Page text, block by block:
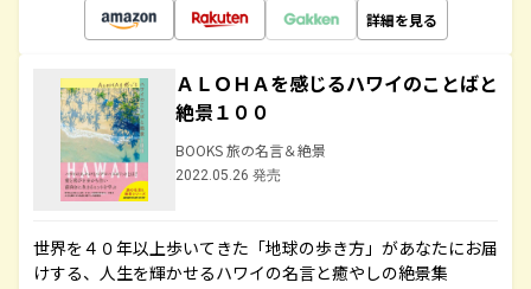
詳細を見る
ＡＬＯＨＡを感じるハワイのことばと
絶景１００
BOOKS 旅の名言＆絶景
2022.05.26 発売
世界を４０年以上歩いてきた「地球の歩き方」があなたにお届
けする、人生を輝かせるハワイの名言と癒やしの絶景集